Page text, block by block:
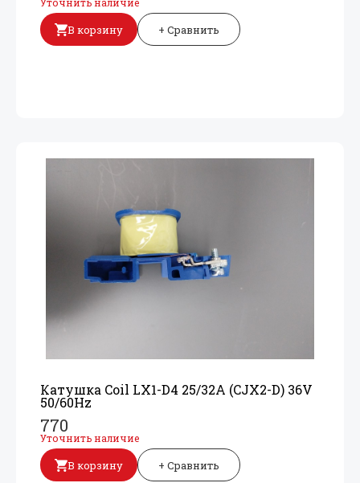
В корзину + Сравнить
Катушка Coil LX1-D4 25/32A (CJX2-D) 36V
50/60Hz
770
Уточнить наличие
В корзину + Сравнить